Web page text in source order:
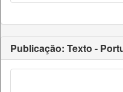
Publicação: Texto -